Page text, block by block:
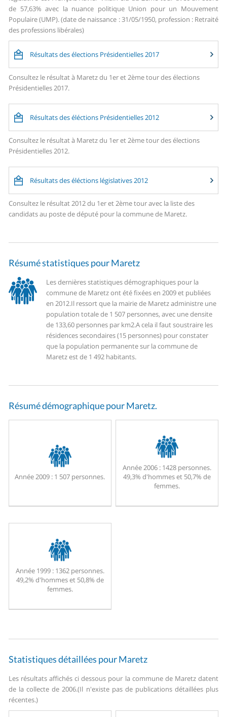
de 57,63% avec la nuance politique Union pour un Mouvement
Populaire (UMP). (date de naissance : 31/05/1950, profession : Retraité
des professions libérales)
Résultats des élections Présidentielles 2017
Consultez le résultat à Maretz du 1er et 2ème tour des élections
Présidentielles 2017.
Résultats des éléctions Présidentielles 2012
Consultez le résultat à Maretz du 1er et 2ème tour des élections
Présidentielles 2012.
Résultats des éléctions législatives 2012
Consultez le résultat 2012 du 1er et 2ème tour avec la liste des
candidats au poste de député pour la commune de Maretz.
Résumé statistiques pour Maretz
Les dernières statistiques démographiques pour la
commune de Maretz ont été fixées en 2009 et publiées
en 2012.Il ressort que la mairie de Maretz administre une
population totale de 1 507 personnes, avec une densite
de 133,60 personnes par km2.A cela il faut soustraire les
résidences secondaires (15 personnes) pour constater
que la population permanente sur la commune de
Maretz est de 1 492 habitants.
Résumé démographique pour Maretz.
Année 2009 : 1 507 personnes.
Année 2006 :1428 personnes.
49,3% d'hommes et 50,7% de
femmes.
Année 1999 :1362 personnes.
49,2% d'hommes et 50,8% de
femmes.
Statistiques détaillées pour Maretz
Les résultats affichés ci dessous pour la commune de Maretz datent
de la collecte de 2006.(Il n'existe pas de publications détaillées plus
récentes.)